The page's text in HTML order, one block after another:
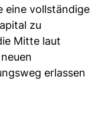
eine vollständige
zu
Mitte laut
erlassen